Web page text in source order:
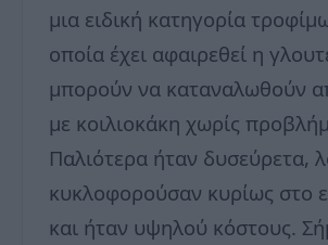
μια ειδική κατηγορία
οποία έχει αφαιρεθεί η
μπορούν να καταναλωθούν
με κοιλιοκάκη χωρίς
Παλιότερα ήταν δυσεύρετα,
κυκλοφορούσαν κυρίως στο
και ήταν υψηλού κόστους.